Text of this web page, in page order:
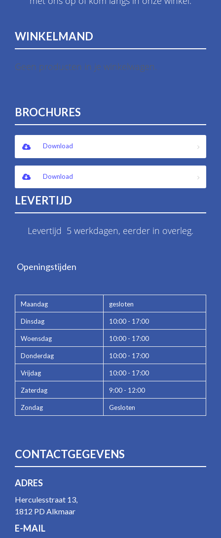
WINKELMAND
Geen producten in je winkelwagen.
BROCHURES
Download
Download
LEVERTIJD
Levertijd 5 werkdagen, eerder in overleg.
Openingstijden
Maandag gesloten
Dinsdag 10:00 - 17:00
Woensdag 10:00 - 17:00
Donderdag 10:00 - 17:00
Vrijdag 10:00 - 17:00
Zaterdag 9:00 - 12:00
Zondag Gesloten
CONTACTGEGEVENS
ADRES
Herculesstraat 13,
1812 PD Alkmaar
E-MAIL